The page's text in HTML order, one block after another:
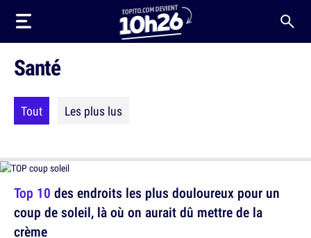
Santé
Tout Les plus lus
Top 10 des endroits les plus douloureux pour un
coup de soleil, là où on aurait dû mettre de la
crème